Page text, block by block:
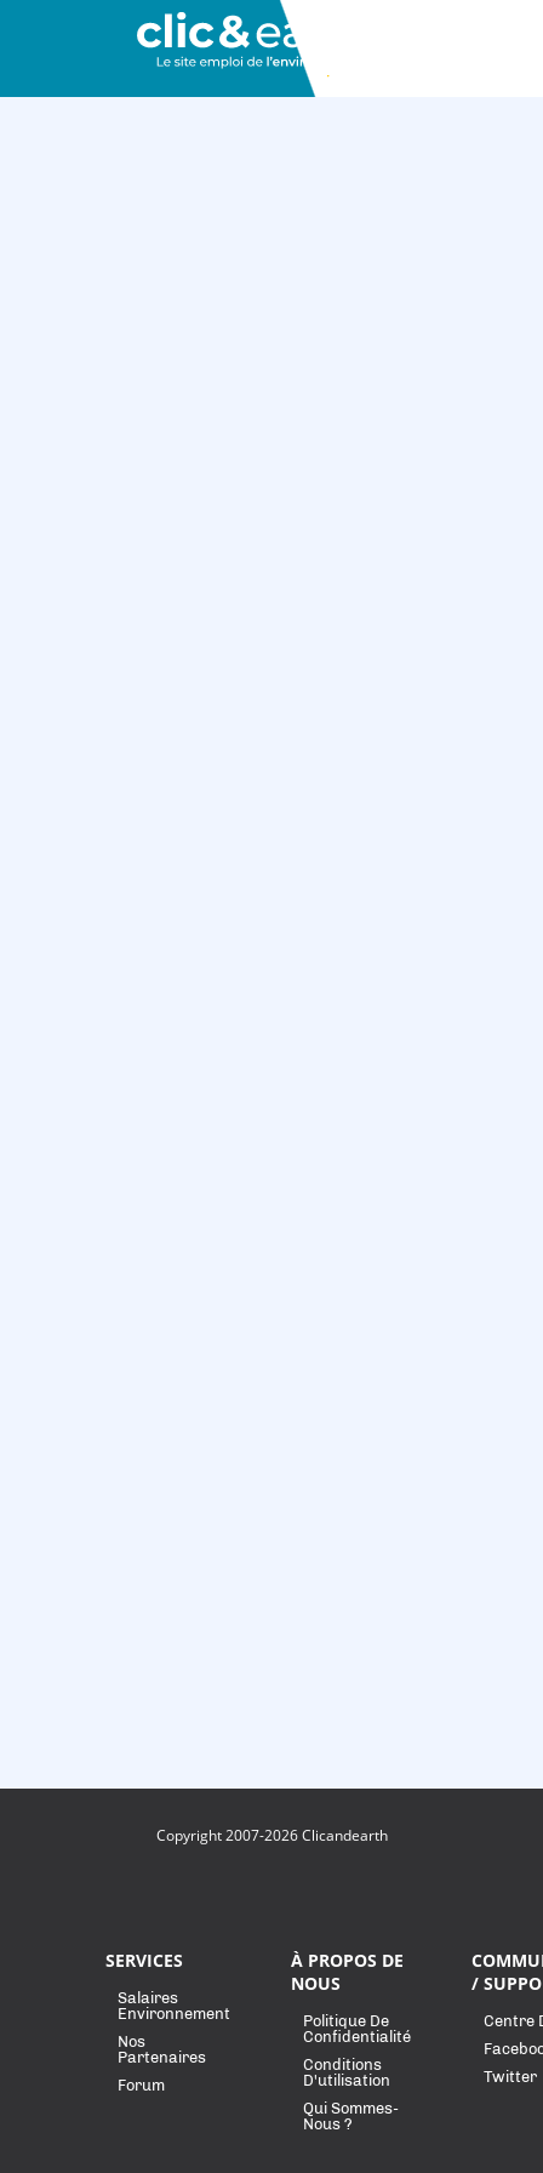
Copyright 2007-2026 Clicandearth
SERVICES
Salaires
Environnement
Nos
Partenaires
Forum
À PROPOS DE
NOUS
Politique De
Confidentialité
Conditions
D'utilisation
Qui Sommes-
Nous ?
/
Centre
Twitter